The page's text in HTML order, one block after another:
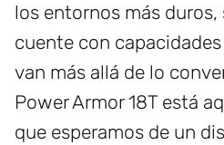
los entornos más
cuente con
van más allá de lo
Power Armor 18T está
que esperamos de un